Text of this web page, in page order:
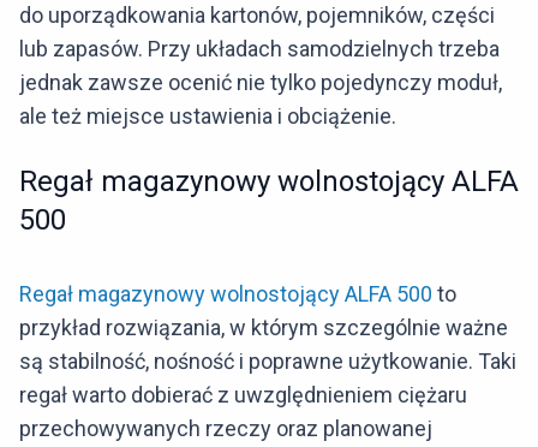
do uporządkowania kartonów, pojemników, części
lub zapasów. Przy układach samodzielnych trzeba
jednak zawsze ocenić nie tylko pojedynczy moduł,
ale też miejsce ustawienia i obciążenie.
Regał magazynowy wolnostojący ALFA
500
Regał magazynowy wolnostojący ALFA 500 to
przykład rozwiązania, w którym szczególnie ważne
są stabilność, nośność i poprawne użytkowanie. Taki
regał warto dobierać z uwzględnieniem ciężaru
przechowywanych rzeczy oraz planowanej